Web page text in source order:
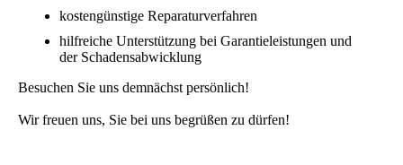
kostengünstige Reparaturverfahren
hilfreiche Unterstützung bei Garantieleistungen und
der Schadensabwicklung
Besuchen Sie uns demnächst persönlich!
Wir freuen uns, Sie bei uns begrüßen zu dürfen!